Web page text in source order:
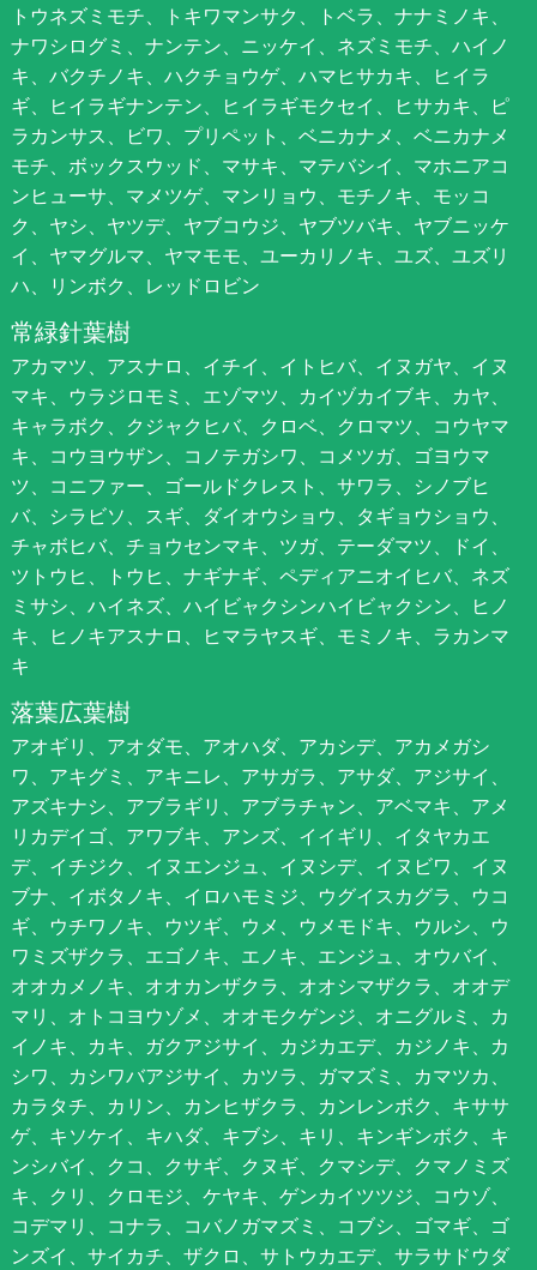
トウネズミモチ、トキワマンサク、トベラ、ナナミノキ、
ナワシログミ、ナンテン、ニッケイ、ネズミモチ、ハイノ
キ、バクチノキ、ハクチョウゲ、ハマヒサカキ、ヒイラ
ギ、ヒイラギナンテン、ヒイラギモクセイ、ヒサカキ、ピ
ラカンサス、ビワ、プリペット、ベニカナメ、ベニカナメ
モチ、ボックスウッド、マサキ、マテバシイ、マホニアコ
ンヒューサ、マメツゲ、マンリョウ、モチノキ、モッコ
ク、ヤシ、ヤツデ、ヤブコウジ、ヤブツバキ、ヤブニッケ
イ、ヤマグルマ、ヤマモモ、ユーカリノキ、ユズ、ユズリ
ハ、リンボク、レッドロビン
常緑針葉樹
アカマツ、アスナロ、イチイ、イトヒバ、イヌガヤ、イヌ
マキ、ウラジロモミ、エゾマツ、カイヅカイブキ、カヤ、
キャラボク、クジャクヒバ、クロベ、クロマツ、コウヤマ
キ、コウヨウザン、コノテガシワ、コメツガ、ゴヨウマ
ツ、コニファー、ゴールドクレスト、サワラ、シノブヒ
バ、シラビソ、スギ、ダイオウショウ、タギョウショウ、
チャボヒバ、チョウセンマキ、ツガ、テーダマツ、ドイ、
ツトウヒ、トウヒ、ナギナギ、ペディアニオイヒバ、ネズ
ミサシ、ハイネズ、ハイビャクシンハイビャクシン、ヒノ
キ、ヒノキアスナロ、ヒマラヤスギ、モミノキ、ラカンマ
キ
落葉広葉樹
アオギリ、アオダモ、アオハダ、アカシデ、アカメガシ
ワ、アキグミ、アキニレ、アサガラ、アサダ、アジサイ、
アズキナシ、アブラギリ、アブラチャン、アベマキ、アメ
リカデイゴ、アワブキ、アンズ、イイギリ、イタヤカエ
デ、イチジク、イヌエンジュ、イヌシデ、イヌビワ、イヌ
ブナ、イボタノキ、イロハモミジ、ウグイスカグラ、ウコ
ギ、ウチワノキ、ウツギ、ウメ、ウメモドキ、ウルシ、ウ
ワミズザクラ、エゴノキ、エノキ、エンジュ、オウバイ、
オオカメノキ、オオカンザクラ、オオシマザクラ、オオデ
マリ、オトコヨウゾメ、オオモクゲンジ、オニグルミ、カ
イノキ、カキ、ガクアジサイ、カジカエデ、カジノキ、カ
シワ、カシワバアジサイ、カツラ、ガマズミ、カマツカ、
カラタチ、カリン、カンヒザクラ、カンレンボク、キササ
ゲ、キソケイ、キハダ、キブシ、キリ、キンギンボク、キ
ンシバイ、クコ、クサギ、クヌギ、クマシデ、クマノミズ
キ、クリ、クロモジ、ケヤキ、ゲンカイツツジ、コウゾ、
コデマリ、コナラ、コバノガマズミ、コブシ、ゴマギ、ゴ
ンズイ、サイカチ、ザクロ、サトウカエデ、サラサドウダ